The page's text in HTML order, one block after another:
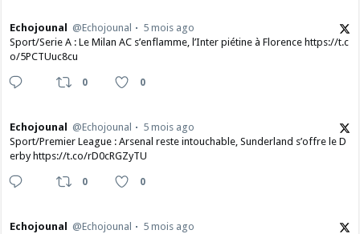
Echojounal @Echojounal
5 mois ago
Sport/Serie A : Le Milan AC s’enflamme, l’Inter piétine à Florence https://t.c
o/5PCTUuc8cu
0 0
Echojounal @Echojounal
5 mois ago
Sport/Premier League : Arsenal reste intouchable, Sunderland s’offre le D
erby https://t.co/rD0cRGZyTU
0 0
Echojounal @Echojounal
5 mois ago